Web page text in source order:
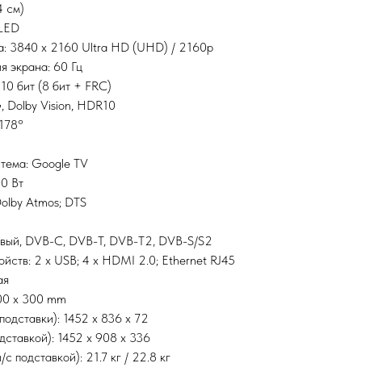
см)
3840 x 2160 Ultra HD (UHD) / 2160p
экрана: 60 Гц
бит (8 бит + FRC)
Vision, HDR10
Google TV
Вт
Atmos; DTS
DVB-C, DVB-T, DVB-T2, DVB-S/S2
2 x USB; 4 x HDMI 2.0; Ethernet RJ45
x 300 mm
1452 x 836 x 72
1452 x 908 x 336
с подставкой): 21.7 кг / 22.8 кг